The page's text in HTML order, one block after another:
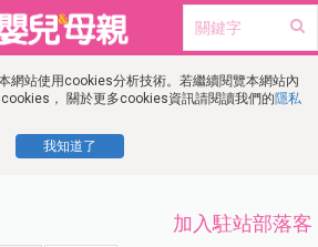
網站使用cookies分析技術。若繼續閱覽本網站內
， 關於更多cookies資訊請閱讀我們的隱私
我知道了
加入駐站部落客